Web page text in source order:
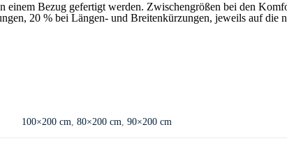
Bezug gefertigt werden. Zwischengrößen bei den
20 % bei Längen- und Breitenkürzungen, jeweils auf
100×200 cm,80×200 cm,90×200 cm